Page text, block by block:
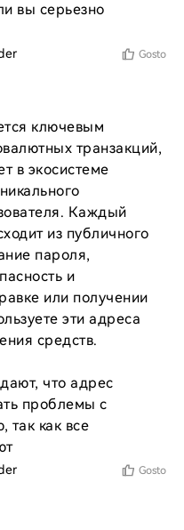
вы серьезно
Gosto
ключевым
транзакций,
в экосистеме
Каждый
из публичного
пароля,
и
или получении
эти адреса
средств.
что адрес
проблемы с
так как все
Gosto